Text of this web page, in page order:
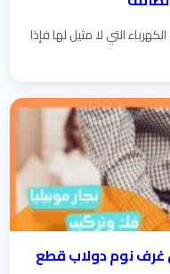
التي لا مثيل لها فإذا
غرف نوم دولاب قطع